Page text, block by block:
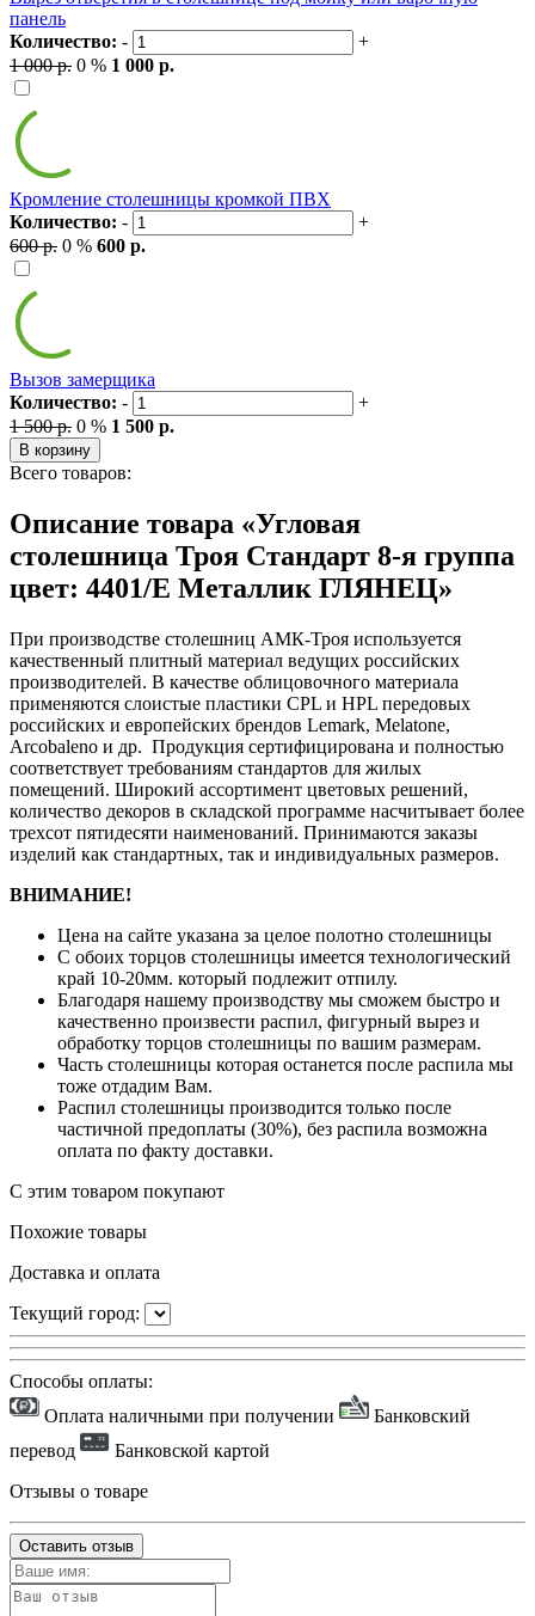
панель
Количество: -
+
1 000 р. 0 % 1 000 р.
Кромление столешницы кромкой ПВХ
Количество: -
+
600 р. 0 % 600 р.
Вызов замерщика
Количество: -
+
1 500 р. 0 % 1 500 р.
В корзину
Всего товаров:
Описание товара «Угловая
столешница Троя Стандарт 8-я группа
цвет: 4401/Е Металлик ГЛЯНЕЦ»
При производстве столешниц АМК-Троя используется
качественный плитный материал ведущих российских
производителей. В качестве облицовочного материала
применяются слоистые пластики CPL и HPL передовых
российских и европейских брендов Lemark, Melatone,
Arcobaleno и др. Продукция сертифицирована и полностью
соответствует требованиям стандартов для жилых
помещений. Широкий ассортимент цветовых решений,
количество декоров в складской программе насчитывает более
трехсот пятидесяти наименований. Принимаются заказы
изделий как стандартных, так и индивидуальных размеров.
ВНИМАНИЕ!
Цена на сайте указана за целое полотно столешницы
С обоих торцов столешницы имеется технологический
край 10-20мм. который подлежит отпилу.
Благодаря нашему производству мы сможем быстро и
качественно произвести распил, фигурный вырез и
обработку торцов столешницы по вашим размерам.
Часть столешницы которая останется после распила мы
тоже отдадим Вам.
Распил столешницы производится только после
частичной предоплаты (30%), без распила возможна
оплата по факту доставки.
С этим товаром покупают
Похожие товары
Доставка и оплата
Текущий город:
Способы оплаты:
Оплата наличными при получении
Банковский
перевод
Банковской картой
Отзывы о товаре
Оставить отзыв